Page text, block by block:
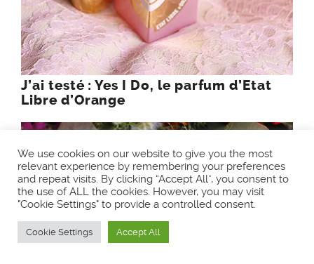
J’ai testé : Yes I Do, le parfum d’Etat
Libre d’Orange
We use cookies on our website to give you the most
relevant experience by remembering your preferences
and repeat visits. By clicking “Accept All”, you consent to
the use of ALL the cookies. However, you may visit
"Cookie Settings" to provide a controlled consent.
Cookie Settings Accept All